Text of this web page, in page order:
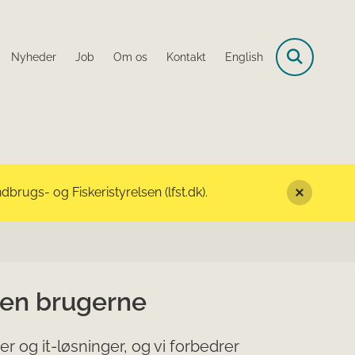
Nyheder Job Om os Kontakt English
og Fiskeristyrelsen (lfst.dk).
brugerne
og it-løsninger, og vi forbedrer